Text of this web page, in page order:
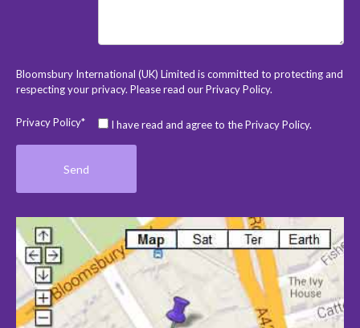
Bloomsbury International (UK) Limited is committed to protecting and
respecting your privacy. Please read ourPrivacy Policy.
Privacy Policy* I have read and agree to the Privacy Policy.